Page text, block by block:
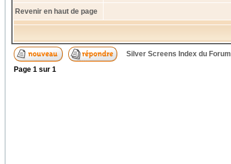
Revenir en haut de page
Silver Screens Index du Forum
Page 1 sur 1